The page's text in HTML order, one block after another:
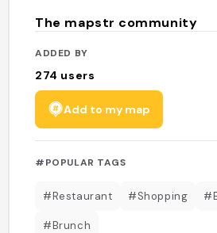
The mapstr community
ADDED BY
274 users
Add to my map
#POPULAR TAGS
#Restaurant #Shopping
#Brunch